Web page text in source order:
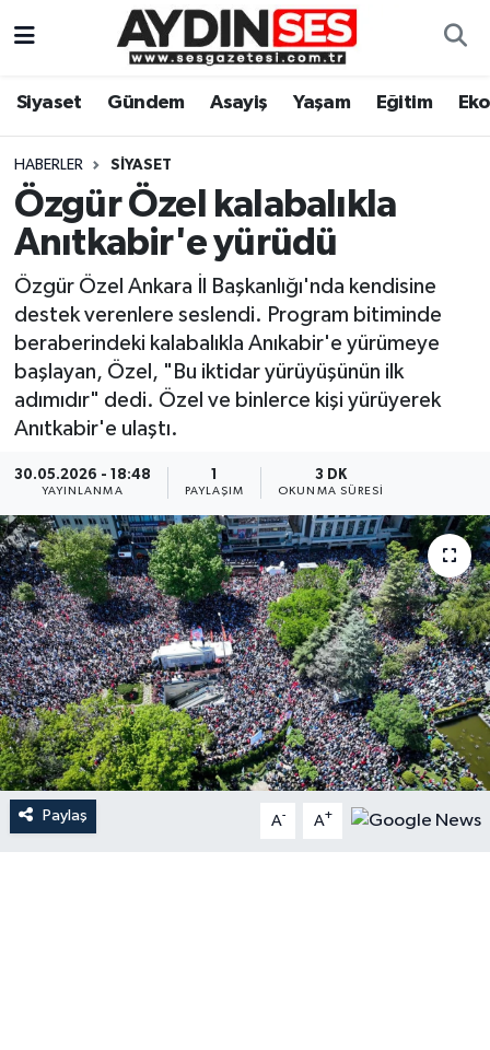
Siyaset Gündem Asayiş Yaşam Eğitim
HABERLER SIYASET
Özgür Özel kalabalıkla
Anıtkabir'e yürüdü
Özgür Özel Ankara İl Başkanlığı'nda kendisine
destek verenlere seslendi. Program bitiminde
beraberindeki kalabalıkla Anıkabir'e yürümeye
başlayan, Özel, "Bu iktidar yürüyüşünün ilk
adımıdır" dedi. Özel ve binlerce kişi yürüyerek
Anıtkabir'e ulaştı.
30.05.2026 - 18:48
YAYINLANMA PAYLAŞIM
3 DK
OKUNMA SÜRESI
Paylaş A- A+
Gündem
Siyaset
Ekonomi
Yaşam
Eğitim
Kültür Sanat
Spor
Aydın Hava Durumu
Aydin Namaz Vakitleri
Aydın Trafik Yoğunluk Haritası
Süper Lig Puan Durumu ve Fikstür
Tüm Manşetler
Son Dakika Haberleri
Haber Arşivi